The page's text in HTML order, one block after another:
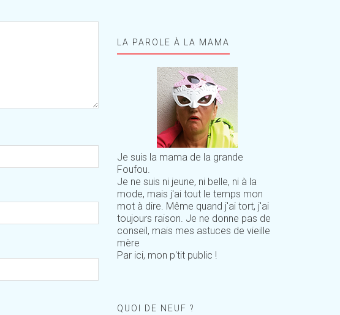
LA PAROLE À LA MAMA
Je suis la mama de la grande
Foufou.
Je ne suis ni jeune, ni belle, ni à la
mode, mais j'ai tout le temps mon
mot à dire. Même quand j'ai tort, j'ai
toujours raison. Je ne donne pas de
conseil, mais mes astuces de vieille
mère
Par ici, mon p'tit public !
QUOI DE NEUF ?